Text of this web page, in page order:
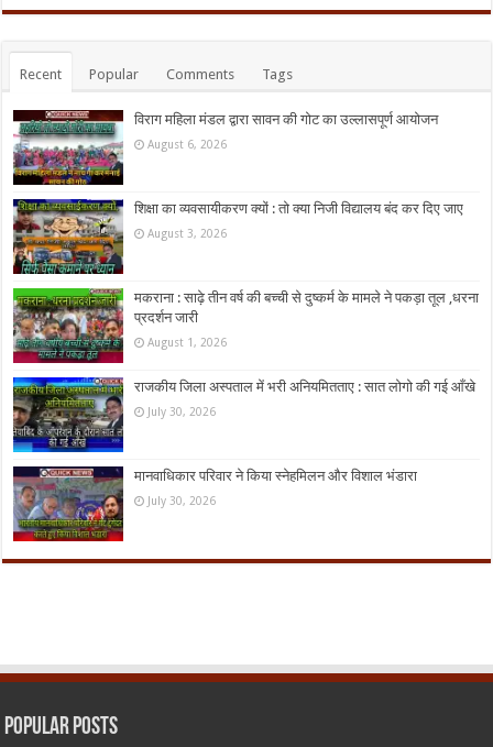
Recent Popular Comments Tags
विराग महिला मंडल द्वारा सावन की गोट का उल्लासपूर्ण आयोजन
August 6, 2026
शिक्षा का व्यवसायीकरण क्यों : तो क्या निजी विद्यालय बंद कर दिए जाए
August 3, 2026
मकराना : साढ़े तीन वर्ष की बच्ची से दुष्कर्म के मामले ने पकड़ा तूल ,धरना
प्रदर्शन जारी
August 1, 2026
राजकीय जिला अस्पताल में भरी अनियमितताए : सात लोगो की गई आँखे
July 30, 2026
मानवाधिकार परिवार ने किया स्नेहमिलन और विशाल भंडारा
July 30, 2026
Popular Posts